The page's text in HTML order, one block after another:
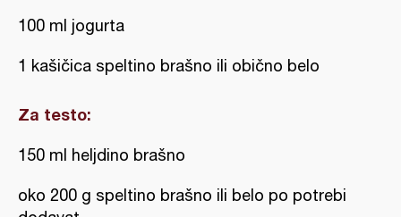
100 ml jogurta
1 kašičica speltino brašno ili obično belo
Za testo:
150 ml heljdino brašno
oko 200 g speltino brašno ili belo po potrebi